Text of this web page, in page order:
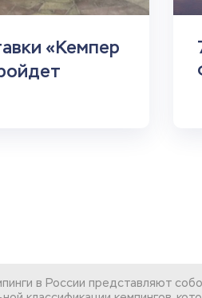
«Кемпер
в России представляют